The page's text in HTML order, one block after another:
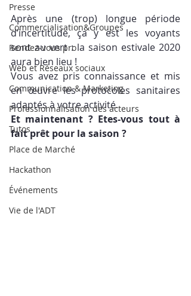
Presse
Commercialisation&Groupes
Rendez-vous pro
Web et Réseaux sociaux
Communication & Marketing
Professionnalisation des acteurs
Tutos
Place de Marché
Hackathon
Événements
Vie de l'ADT
Après une (trop) longue période
d’incertitude, ça y est les voyants
sont au vert : la saison estivale 2020
aura bien lieu !
Vous avez pris connaissance et mis
en œuvre les protocoles sanitaires
adaptés à votre activité.
Et maintenant ? Etes-vous tout à
fait prêt pour la saison ?